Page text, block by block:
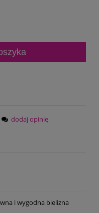
dodaj opinię
i wygodna bielizna